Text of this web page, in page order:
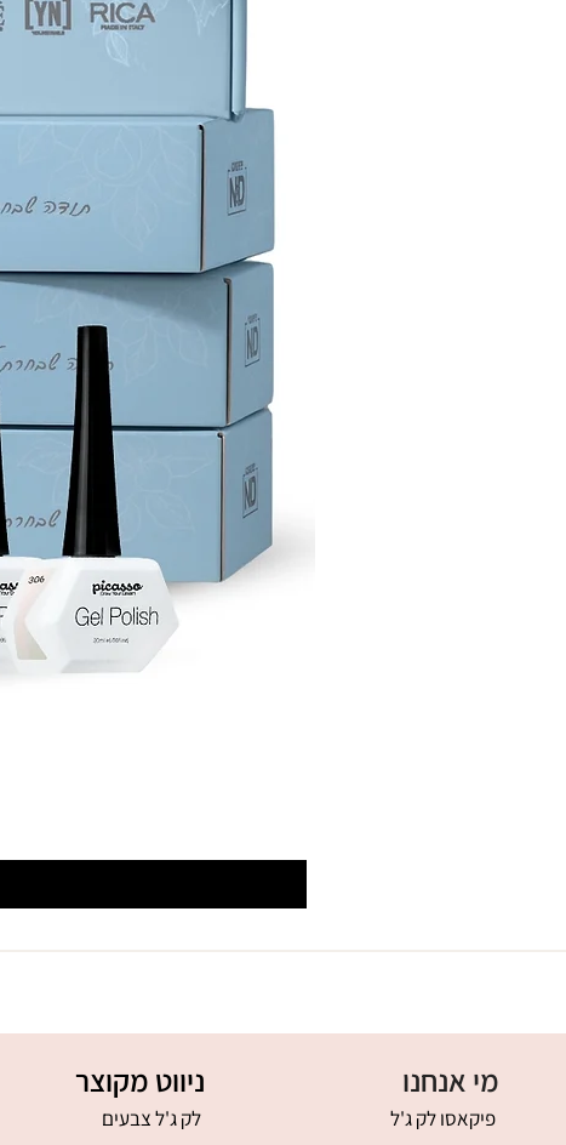
ניווט מקוצר
לק ג'ל צבעים
מי אנחנו
פיקאסו לק ג'ל